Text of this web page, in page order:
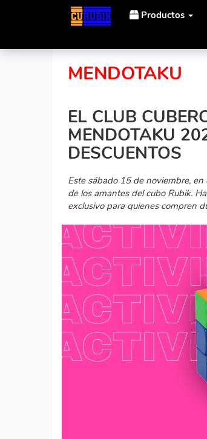
Productos
El Club
MENDOTAKU
EL CLUB
MENDOTAKU
DESCUENTOS
Este sábado 15 de noviembre,
de los amantes del cubo Rubik.
exclusivo para quienes compren